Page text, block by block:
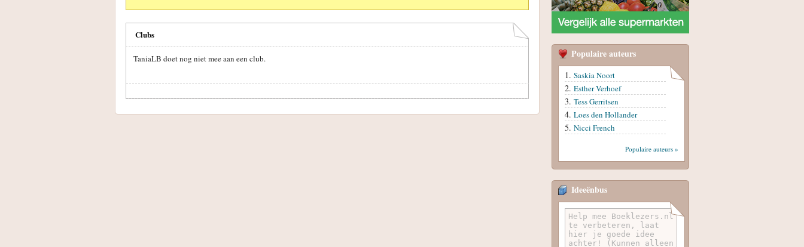
Clubs
TaniaLB doet nog niet mee aan een club. Populaire auteurs
Saskia Noort
Esther Verhoef
Tess Gerritsen
Loes den Hollander
Nicci French
Populaire auteurs »
Ideeënbus